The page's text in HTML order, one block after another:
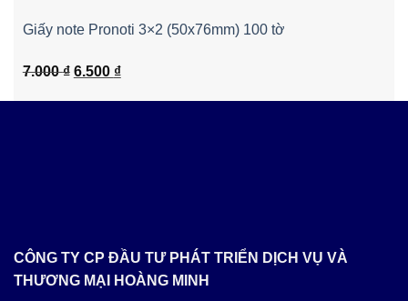
Giấy note Pronoti 3×2 (50x76mm) 100 tờ
7.000₫ Giá
6.500 ₫Giá
CÔNG TY CP ĐẦU TƯ PHÁT TRIỂN DỊCH VỤ VÀ
THƯƠNG MẠI HOÀNG MINH